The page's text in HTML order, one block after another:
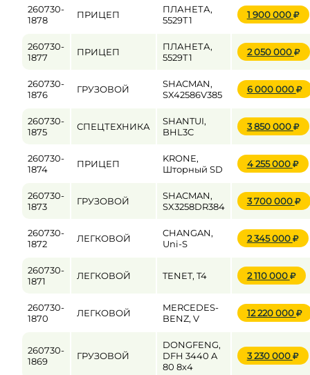
260730-
1878
ПРИЦЕП
ПЛАНЕТА,
5529Т1
1 900 000
260730-
1877
ПРИЦЕП
ПЛАНЕТА,
5529Т1
2 050 000
260730-
1876
ГРУЗОВОЙ
SHACMAN,
SX42586V385
6 000 000
260730-
1875
СПЕЦТЕХНИКА
SHANTUI,
BHL3C
3 850 000
260730-
1874
ПРИЦЕП
KRONE,
Шторный SD
4 255 000
260730-
1873
ГРУЗОВОЙ
SHACMAN,
SX3258DR384
3 700 000
260730-
1872
ЛЕГКОВОЙ
CHANGAN,
Uni-S
2 345 000
260730-
1871
ЛЕГКОВОЙ TENET, T4 2 110 000
260730-
1870
ЛЕГКОВОЙ
MERCEDES-
BENZ, V
12 220 000
260730-
1869
ГРУЗОВОЙ
DONGFENG,
DFH 3440 A
80 8x4
3 230 000